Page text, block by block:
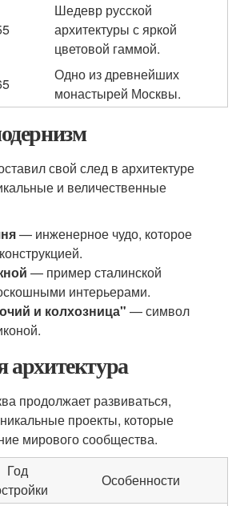
Шедевр русской
архитектуры с яркой
цветовой гаммой.
Одно из древнейших
монастырей Москвы.
свой след в архитектуре
и величественные
— инженерное чудо, которое
— пример сталинской
интерьерами.
и колхозница" — символ
архитектура
продолжает развиваться,
проекты, которые
мирового сообщества.
Год
Особенности